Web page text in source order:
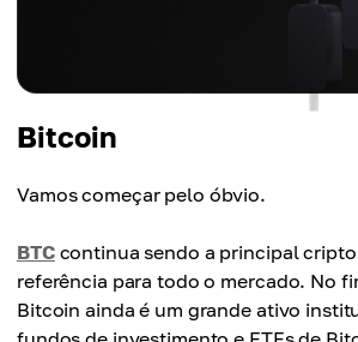
Bitcoin
Vamos começar pelo óbvio.
BTCcontinua sendo a principal
referência para todo o mercado. No
Bitcoin ainda é um grande ativo